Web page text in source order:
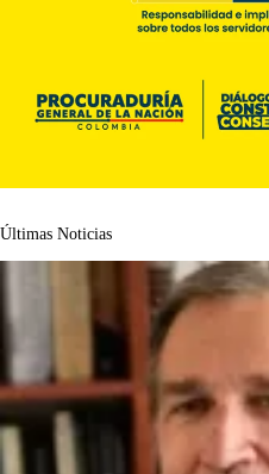
Últimas Noticias